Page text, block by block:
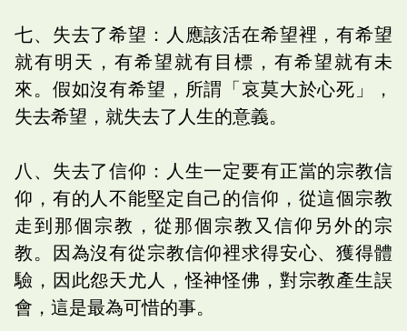
七、失去了希望：人應該活在希望裡，有希望
就有明天，有希望就有目標，有希望就有未
來。假如沒有希望，所謂「哀莫大於心死」，
失去希望，就失去了人生的意義。
八、失去了信仰：人生一定要有正當的宗教信
仰，有的人不能堅定自己的信仰，從這個宗教
走到那個宗教，從那個宗教又信仰另外的宗
教。因為沒有從宗教信仰裡求得安心、獲得體
驗，因此怨天尤人，怪神怪佛，對宗教產生誤
會，這是最為可惜的事。